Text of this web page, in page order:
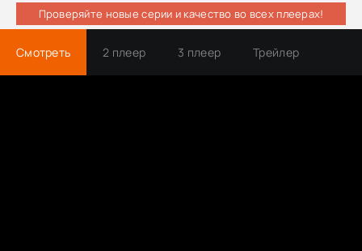
Проверяйте новые серии и качество во всех плеерах!
Смотреть 2 плеер 3 плеер Трейлер